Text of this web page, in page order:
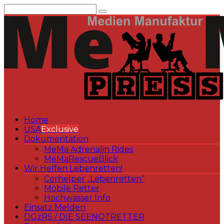
Inhalt
springen
Home
USAExclusive
Dokumentation
MeMa Adrenalin Rides
MeMaRescueBlick
Wir Helfen Lebenretten!
Corhelper „Lebenretten“
Mobile Retter
Hochwasser Info
Einsatz Melden
DGzRS / DIE SEENOTRETTER